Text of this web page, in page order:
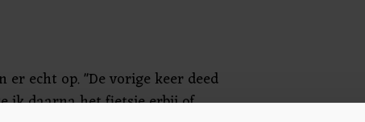
echt op. "De vorige keer deed
ik daarna het fietsje erbij of